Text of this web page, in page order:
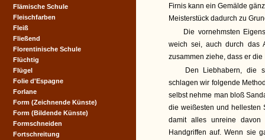
Firnis kann ein Gemälde
Meisterstück dadurch zu
Die vornehmsten
weich sei, auch durch das
zusammen ziehe, dass er
Den Liebhabern, die
schlagen wir folgende
selbst nehme man bloß
die weißesten und hellesten
damit alles unreine
Handgriffen auf. Wenn sie
Flämische Schule
Fleischfarben
Fleiß
Fließend
Florentinische Schule
Flüchtig
Flügel
Folie d'Espagne
Forlane
Form (Zeichnende Künste)
Form (Bildende Künste)
Formschneiden
Fortschreitung